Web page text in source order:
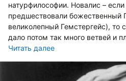
натурфилософии. Новалис –
предшествовали божественный
великолепный Гемстергейс), то
дало потом так много ветвей и
Читать далее